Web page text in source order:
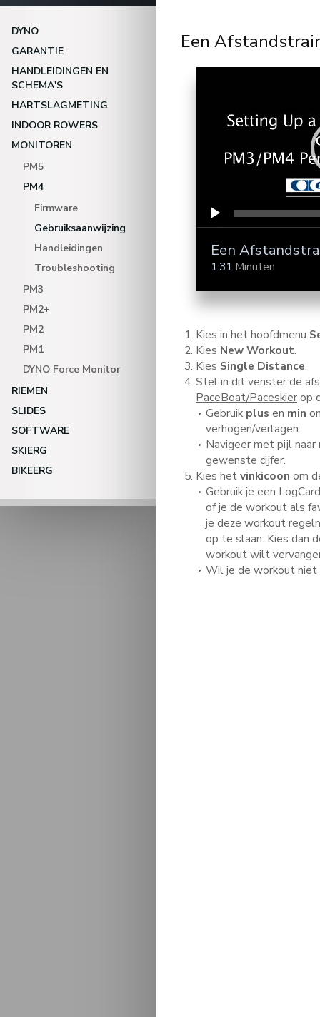
DYNO
GARANTIE
HANDLEIDINGEN EN
SCHEMA'S
HARTSLAGMETING
INDOOR ROWERS
MONITOREN
PM5
PM4
Firmware
Gebruiksaanwijzing
Handleidingen
Troubleshooting
PM3
PM2+
PM2
PM1
DYNO Force Monitor
RIEMEN
SLIDES
SOFTWARE
SKIERG
BIKEERG
Een
Video Player
Een
1:31 Minuten
Kies in het hoofdmenu
Kies New Workout.
Kies Single Distance.
Stel in dit venster de
PaceBoat/Paceskierop
Gebruik plus en min
verhogen/verlagen.
Navigeer met pijl naar
gewenste cijfer.
Kies hetvinkicoon om
Gebruik je een
of je de workout als
je deze workout
op te slaan. Kies dan
workout wilt
Wil je de workout